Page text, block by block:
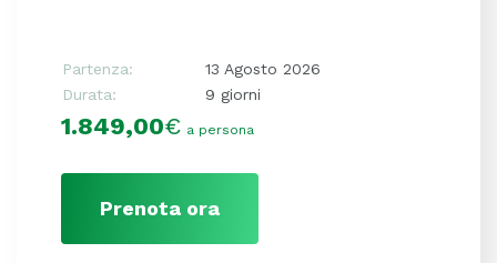
Partenza:
13 Agosto 2026
Durata:
9 giorni
1.849,00€ a persona
Prenota ora